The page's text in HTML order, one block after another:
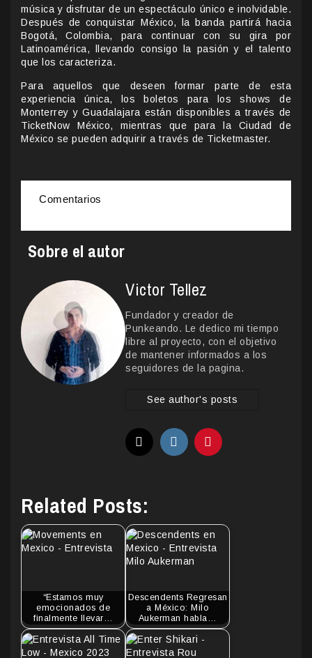
música y disfrutar de un espectáculo único e inolvidable.
Después de conquistar México, la banda partirá hacia
Bogotá, Colombia, para continuar con su gira por
Latinoamérica, llevando consigo la pasión y el talento
que los caracteriza.
Para aquellos que deseen formar parte de esta
experiencia única, los boletos para los shows de
Monterrey y Guadalajara están disponibles a través de
TicketNow México, mientras que para la Ciudad de
México se pueden adquirir a través de Ticketmaster.
Comentarios
Sobre el autor
Victor Tellez
Fundador y creador de
Punkeando. Le dedico mi tiempo
libre al proyecto, con el objetivo
de mantener informados a los
seguidores de la pagina.
See author's posts
Related Posts:
“Estamos muy
emocionados de
finalmente llevar…
Descendents Regresan
a México: Milo
Aukerman habla…